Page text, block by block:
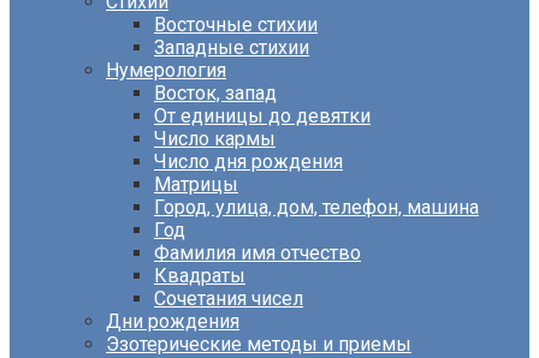
Восточные стихии
Западные стихии
Нумерология
Восток, запад
От единицы до девятки
Число кармы
Число дня рождения
Матрицы
Город, улица, дом, телефон, машина
Год
Фамилия имя отчество
Квадраты
Сочетания чисел
Дни рождения
Эзотерические методы и приемы